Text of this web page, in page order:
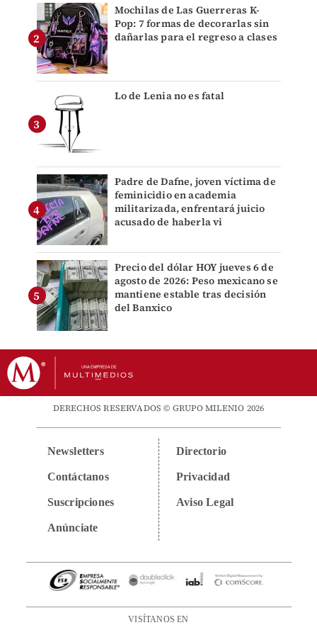
Mochilas de Las Guerreras K-
Pop: 7 formas de decorarlas sin
dañarlas para el regreso a clases
Lo de Lenia no es fatal
Padre de Dafne, joven víctima de
feminicidio en academia
militarizada, enfrentará juicio
acusado de haberla vi
Precio del dólar HOY jueves 6 de
agosto de 2026: Peso mexicano se
mantiene estable tras decisión
del Banxico
DERECHOS RESERVADOS © GRUPO MILENIO 2026
Newsletters
Contáctanos
Suscripciones
Anúnciate
Directorio
Privacidad
Aviso Legal
VISÍTANOS EN